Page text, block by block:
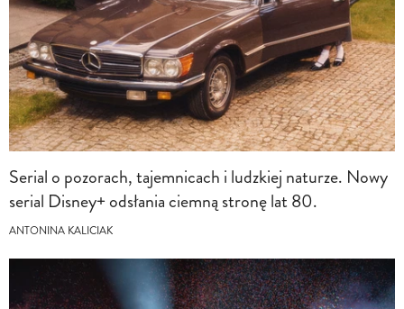
Serial o pozorach, tajemnicach i ludzkiej naturze. Nowy
serial Disney+ odsłania ciemną stronę lat 80.
ANTONINA KALICIAK